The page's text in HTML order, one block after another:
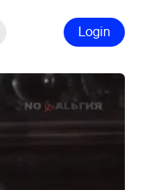
Login